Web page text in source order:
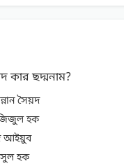
কার ছদ্মনাম?
সৈয়দ
হক
আইয়ুব
হক